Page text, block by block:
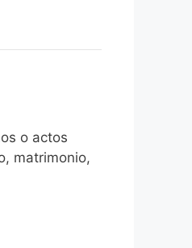
o actos
matrimonio,